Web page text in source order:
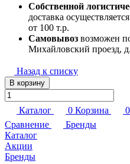
Собственной
доставка
от 100 т.р.
Самовывоз возможен
Михайловский проезд,
Назад к списку
В корзину
Каталог 0 Корзина 0
Сравнение
Бренды
Каталог
Акции
Бренды